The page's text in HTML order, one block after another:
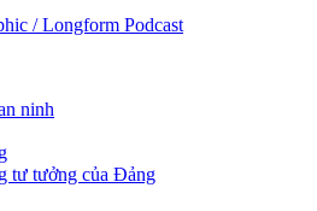
/ Longform Podcast
ninh
tư tưởng của Đảng